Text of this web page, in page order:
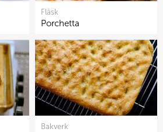
Fläsk
Porchetta
Bakverk